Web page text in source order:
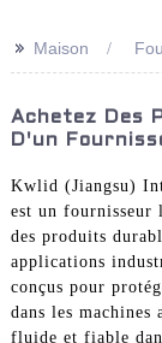
>> Maison
Achetez Des
D'un
Kwlid (Jiangsu)
est un fournisseur
des produits
applications
conçus pour
dans les machines
fluide et fiable